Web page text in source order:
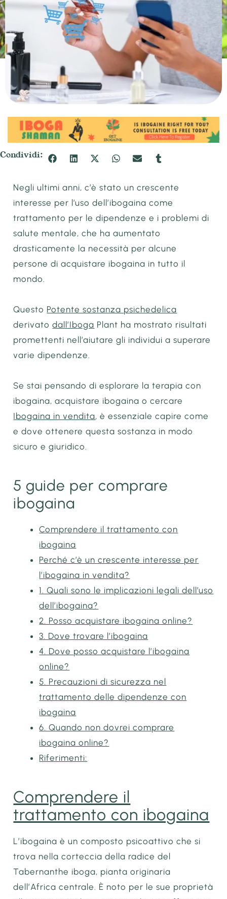
Condividi:
Negli ultimi anni, c’è stato un crescente
interesse per l’uso dell’ibogaina come
trattamento per le dipendenze e i problemi di
salute mentale, che ha aumentato
drasticamente la necessità per alcune
persone di acquistare ibogaina in tutto il
mondo.
Questo Potente sostanza psichedelica
derivatodall’Iboga Plant ha mostrato risultati
promettenti nell’aiutare gli individui a superare
varie dipendenze.
Se stai pensando di esplorare la terapia con
ibogaina, acquistare ibogaina o cercare
Ibogaina in vendita, è essenziale capire come
e dove ottenere questa sostanza in modo
sicuro e giuridico.
5 guide per comprare
ibogaina
Comprendere il trattamento con
ibogaina
Perché c’è un crescente interesse per
l’ibogaina in vendita?
1. Quali sono le implicazioni legali dell’uso
dell’ibogaina?
2. Posso acquistare ibogaina online?
3. Dove trovare l’ibogaina
4. Dove posso acquistare l’ibogaina
online?
5. Precauzioni di sicurezza nel
trattamento delle dipendenze con
ibogaina
6. Quando non dovrei comprare
ibogaina online?
Riferimenti:
Comprendere il
trattamento con ibogaina
L’ibogaina è un composto psicoattivo che si
trova nella corteccia della radice del
Tabernanthe iboga, pianta originaria
dell’Africa centrale. È noto per le sue proprietà